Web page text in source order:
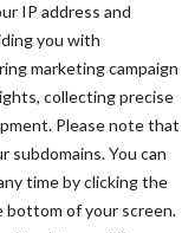
IP address and
you with
marketing campaign
collecting precise
Please note that
subdomains. You can
time by clicking the
bottom of your screen.
hiermee
structureel
en
De
zijn geweest
dit binnen de